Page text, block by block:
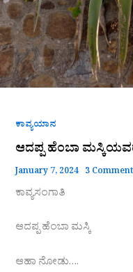
ಕಾವ್ಯಯಾನ
ಆದಪ್ಪ ಹೆಂಬಾ
January 7, 2024 3
ಕಾವ್ಯಸಂಗಾತಿ
ಆದಪ್ಪ ಹೆಂಬಾ ಮಸ್ಕಿ
ಆಹಾ ನೋಡು….